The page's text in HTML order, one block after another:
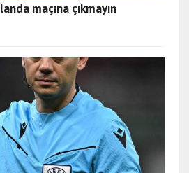
maçına çıkmayın